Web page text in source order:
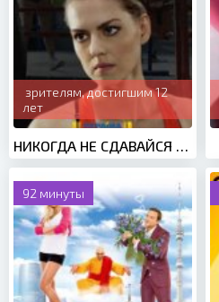
зрителям, достигшим 12
лет
92 минуты